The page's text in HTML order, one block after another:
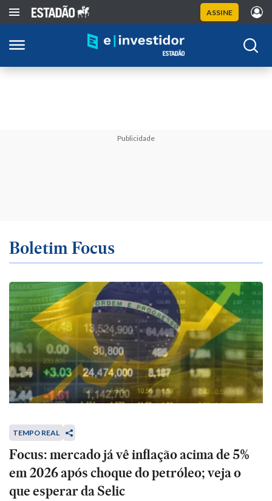
ASSINE
Publicidade
Boletim Focus
TEMPO REAL
Focus: mercado já vê inflação acima de 5%
em 2026 após choque do petróleo; veja o
que esperar da Selic